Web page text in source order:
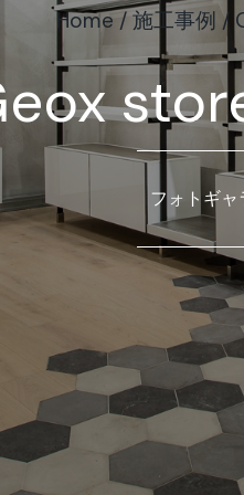
Home/ 施工事例 /
フォトギ